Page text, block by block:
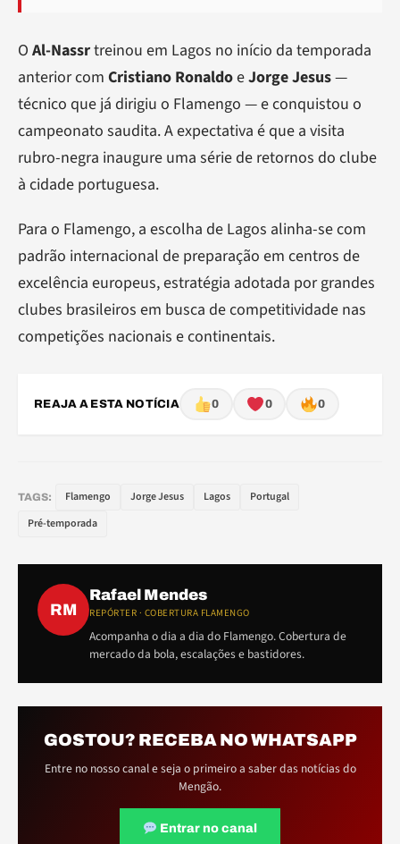
O Al-Nassrtreinou em Lagos no início da temporada
anterior com Cristiano RonaldoeJorge Jesus—
técnico que já dirigiu o Flamengo — e conquistou o
campeonato saudita. A expectativa é que a visita
rubro-negra inaugure uma série de retornos do clube
à cidade portuguesa.
Para o Flamengo, a escolha de Lagos alinha-se com
padrão internacional de preparação em centros de
excelência europeus, estratégia adotada por grandes
clubes brasileiros em busca de competitividade nas
competições nacionais e continentais.
REAJA A ESTA NOTÍCIA 0 0 0
TAGS: Flamengo Jorge Jesus Lagos
Portugal
Pré-temporada
RM
Rafael Mendes
REPÓRTER · COBERTURA FLAMENGO
Acompanha o dia a dia do Flamengo. Cobertura de
mercado da bola, escalações e bastidores.
GOSTOU? RECEBA NO WHATSAPP
Entre no nosso canal e seja o primeiro a saber das notícias do
Mengão.
Entrar no canal